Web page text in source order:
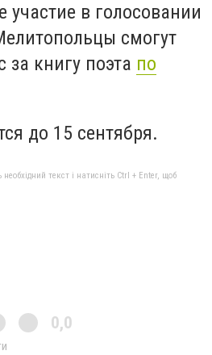
участие в голосовании
смогут
за книгу поэта по
до 15 сентября.
текст і натисніть Ctrl + Enter, щоб
0,0